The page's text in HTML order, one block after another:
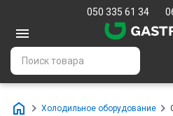
050 335 61 34
Холодильное оборудование